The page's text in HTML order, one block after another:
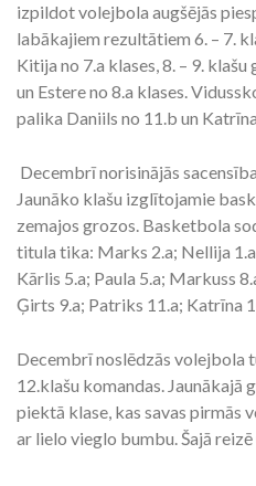
izpildot volejbola augšējās
labākajiem rezultātiem 6. – 7.
Kitija no 7.a klases, 8. – 9.
un Estere no 8.a klases.
palika Daniils no 11.b un
Decembrī norisinājās
Jaunāko klašu izglītojamie
zemajos grozos. Basketbola
titula tika: Marks 2.a; Nellija
Kārlis 5.a; Paula 5.a; Markuss
Ģirts 9.a; Patriks 11.a; Katrīna
Decembrī noslēdzās volejbola
12.klašu komandas. Jaunākajā
piektā klase, kas savas pirmās
ar lielo vieglo bumbu. Šajā